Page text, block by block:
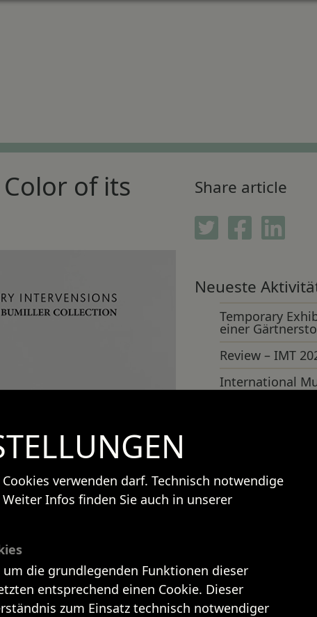
of its
Share article
Twitter Facebook
Neueste
Temporary
einer
Review – IMT
International
2026
Nowruz — we
beginning of
Before – After
All activities
verwenden darf. Technisch notwendige
Infos finden Sie auch in unserer
die grundlegenden Funktionen dieser
entsprechend einen Cookie. Dieser
zum Einsatz technisch notwendiger